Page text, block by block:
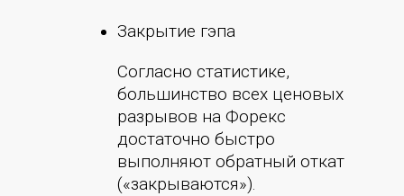
Закрытие гэпа
Согласно статистике,
большинство всех ценовых
разрывов на Форекс
достаточно быстро
выполняют обратный откат
(«закрываются»).